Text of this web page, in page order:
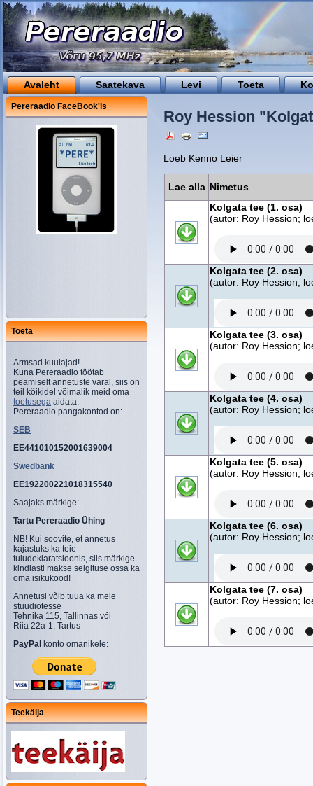
Avaleht Saatekava Levi Toeta
Pereraadio FaceBook'is
Toeta
Armsad kuulajad!
Kuna Pereraadio töötab
peamiselt annetuste varal, siis on
teil kõikidel võimalik meid oma
toetusega aidata.
Pereraadio pangakontod on:
SEB
EE441010152001639004
Swedbank
EE192200221018315540
Saajaks märkige:
Tartu Pereraadio Ühing
NB! Kui soovite, et annetus
kajastuks ka teie
tuludeklaratsioonis, siis märkige
kindlasti makse selgituse ossa ka
oma isikukood!
Annetusi võib tuua ka meie
stuudiotesse
Tehnika 115, Tallinnas või
Riia 22a-1, Tartus
PayPal konto omanikele:
Teekäija
Roy Hession
Loeb Kenno Leier
Lae alla Nimetus
Kolgata tee (1. osa)
(autor: Roy Hession;
Kolgata tee (2. osa)
(autor: Roy Hession;
Kolgata tee (3. osa)
(autor: Roy Hession;
Kolgata tee (4. osa)
(autor: Roy Hession;
Kolgata tee (5. osa)
(autor: Roy Hession;
Kolgata tee (6. osa)
(autor: Roy Hession;
Kolgata tee (7. osa)
(autor: Roy Hession;